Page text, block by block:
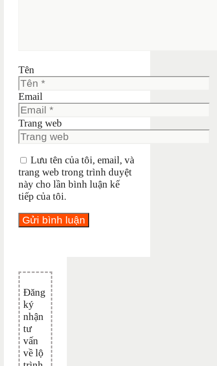
Tên
Email
Trang web
Lưu tên của tôi, email, và
trang web trong trình duyệt
này cho lần bình luận kế
tiếp của tôi.
Đăng
ký
nhận
tư
vấn
về lộ